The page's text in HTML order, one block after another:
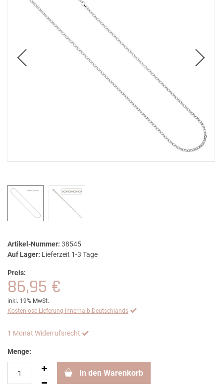
Artikel-Nummer: 38545
Auf Lager: Lieferzeit 1-3 Tage
Preis:
86,95 €
inkl. 19% MwSt.
Kostenlose Lieferung innerhalb Deutschlands
1 Monat Widerrufsrecht
Menge:
In den Warenkorb